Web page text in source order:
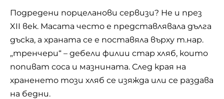
Подредени порцеланови сервизи? Не и през
XII век. Масата често е представлявала дълга
дъска, а храната се е поставяла върху т.нар.
„тренчери“ – дебели филии стар хляб, които
попиват соса и мазнината. След края на
храненето този хляб се изяжда или се раздава
на бедни.